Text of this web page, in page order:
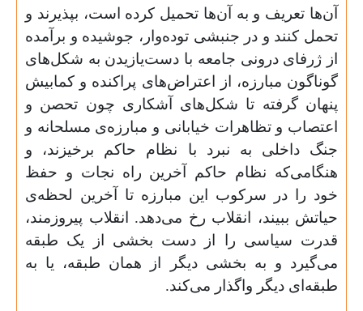
آن‌ها تعریف و به آن‌ها تحمیل کرده است، بپذیرند و
تحمل کنند و در جنبشی توده‌وار، جوشیده و برآمده
از ژرفای درونی جامعه با دست‌یازیدن به شکل‌های
گوناگون مبارزه، از اعتراض‌های پراکنده و کمابیش
پنهان گرفته تا شکل‌های آشکاری چون تحصن و
اعتصاب و تظاهرات خیابانی و مبارزه‌ی مسلحانه و
جنگ داخلی به نبرد با نظام حاکم برخیزند، و
هنگامی‌که نظام حاکم آخرین راه نجات و حفظ
خود را در سرکوب این مبارزه تا آخرین لحظه‌ی
حیاتش ببیند، انقلاب رخ می‌دهد. انقلاب پیروزمند،
قدرت سیاسی را از دست بخشی از یک طبقه
می‌گیرد و به بخشی دیگر از همان طبقه، یا به
طبقه‌ای دیگر واگذار می‌کند.